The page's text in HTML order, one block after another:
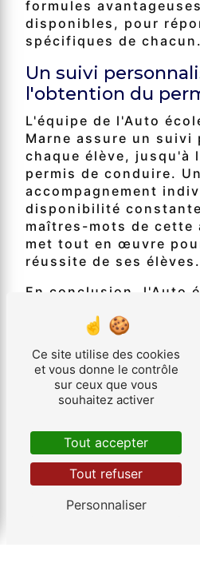
formules
disponibles, pour
spécifiques de chacun.
Un suivi
l'obtention du
L'équipe de l'Auto
Marne assure un suivi
chaque élève, jusqu'à
permis de conduire. Un
accompagnement
disponibilité
maîtres-mots de cette
met tout en œuvre
réussite de ses élèves.
En conclusion, l'Auto
de Marne est le
obtenir son permis de
Villiers-sur-Marne.
expertise, son
pédagogie, cette
accompagner
réalisation de votre
N'hésitez pas à la
d'informations et pour
formation au plus vite.
Ce site utilise des cookies
et vous donne le contrôle
sur ceux que vous
souhaitez activer
Tout accepter
Tout refuser
Personnaliser